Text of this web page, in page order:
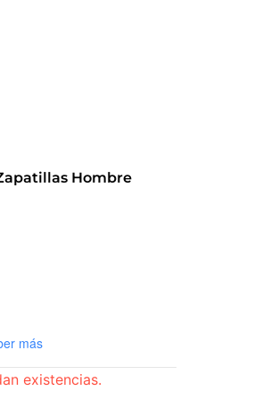
Hombre
más
existencias.